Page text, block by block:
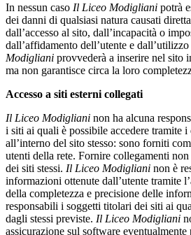
In nessun caso Il Liceo Modigliani potrà
dei danni di qualsiasi natura causati
dall’accesso al sito, dall’incapacità o
dall’affidamento dell’utente e
Modigliani provvederà a inserire nel sito
ma non garantisce circa la loro
Accesso a siti esterni collegati
Il Liceo Modigliani non ha alcuna
i siti ai quali è possibile accedere tramite
all’interno del sito stesso: sono forniti
utenti della rete. Fornire collegamenti
dei siti stessi. Il Liceo Modigliani non è
informazioni ottenute dall’utente tramite
della completezza e precisione delle
responsabili i soggetti titolari dei siti ai
dagli stessi previste. Il Liceo Modigliani
assicurazione sul software